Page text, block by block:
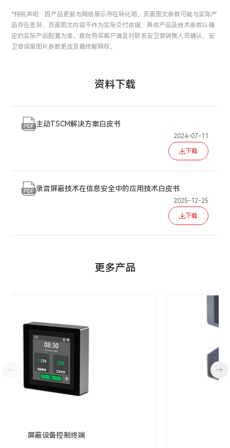
*特别声明：因产品更新与网络展示存在转化期，页面图文参数可能与实际产
品存在差异，页面图文内容不作为实际交付依据，具体产品及技术参数以确
定的实际产品配置为准。意向购买客户请及时联系安卫普销售人员确认，安
卫普保留图片参数更改及最终解释权。
资料下载
主动TSCM解决方案白皮书
2024-07-11
下载
录音屏蔽技术在信息安全中的应用技术白皮书
2025-12-25
下载
更多产品
← →